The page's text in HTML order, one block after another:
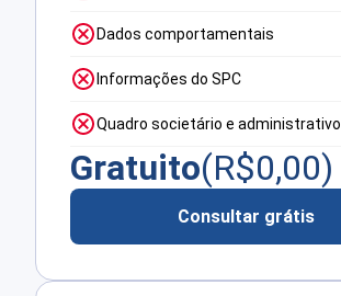
Dados comportamentais
Informações do SPC
Quadro societário e administrativo
Gratuito(R$0,00)
Consultar grátis